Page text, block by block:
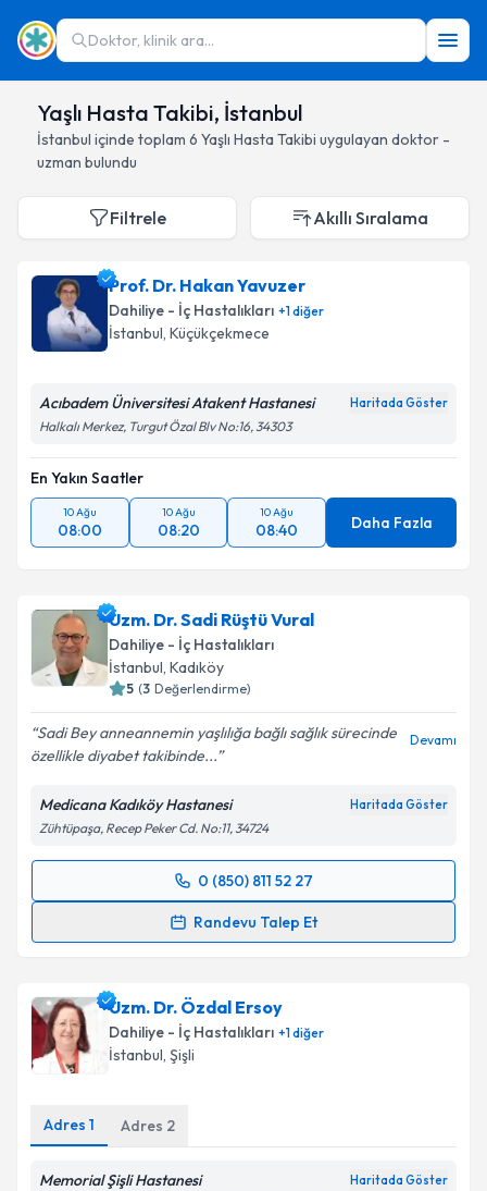
Doktor, klinik ara...
Yaşlı Hasta Takibi, İstanbul
İstanbul içinde toplam 6 Yaşlı Hasta Takibi uygulayan doktor -
uzman bulundu
Filtrele Akıllı Sıralama
Prof. Dr. Hakan Yavuzer
Dahiliye - İç Hastalıkları +1diğer
İstanbul, Küçükçekmece
Acıbadem Üniversitesi Atakent Hastanesi Haritada Göster
Halkalı Merkez, Turgut Özal Blv No:16, 34303
En Yakın Saatler
10 Ağu
08:00
10 Ağu
08:20
10 Ağu
08:40 Daha Fazla
Uzm. Dr. Sadi Rüştü Vural
Dahiliye - İç Hastalıkları
İstanbul, Kadıköy
5 (3 Değerlendirme)
Sadi Bey anneannemin yaşlılığa bağlı sağlık sürecinde
özellikle diyabet takibinde...
Devamı
Medicana Kadıköy Hastanesi Haritada Göster
Zühtüpaşa, Recep Peker Cd. No:11, 34724
0 (850) 811 52 27
Randevu Talep Et
Randevu Takvimi Talebi
takvim hazırlandığında e-posta ile bilgilendireceğiz.
E-posta Adresiniz
Metni'ni okudum ve kişisel verilerimin belirtilen
Uzm. Dr. Özdal Ersoy
Dahiliye - İç Hastalıkları +1diğer
İstanbul, Şişli
Adres 1 Adres 2
Memorial Şişli Hastanesi Haritada Göster